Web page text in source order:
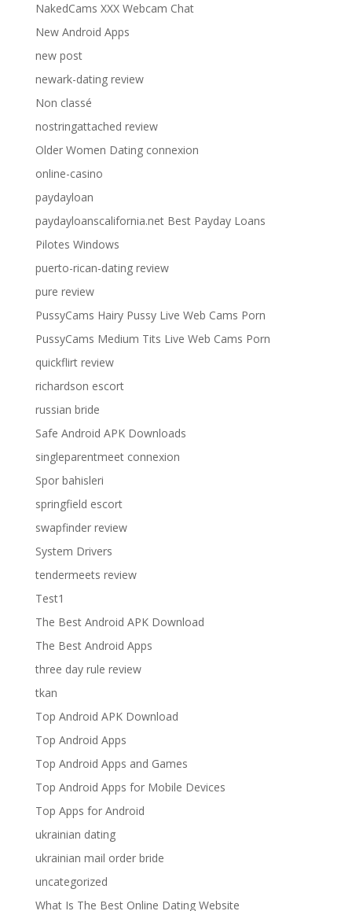
NakedCams XXX Webcam Chat
New Android Apps
new post
newark-dating review
Non classé
nostringattached review
Older Women Dating connexion
online-casino
paydayloan
paydayloanscalifornia.net Best Payday Loans
Pilotes Windows
puerto-rican-dating review
pure review
PussyCams Hairy Pussy Live Web Cams Porn
PussyCams Medium Tits Live Web Cams Porn
quickflirt review
richardson escort
russian bride
Safe Android APK Downloads
singleparentmeet connexion
Spor bahisleri
springfield escort
swapfinder review
System Drivers
tendermeets review
Test1
The Best Android APK Download
The Best Android Apps
three day rule review
tkan
Top Android APK Download
Top Android Apps
Top Android Apps and Games
Top Android Apps for Mobile Devices
Top Apps for Android
ukrainian dating
ukrainian mail order bride
uncategorized
What Is The Best Online Dating Website